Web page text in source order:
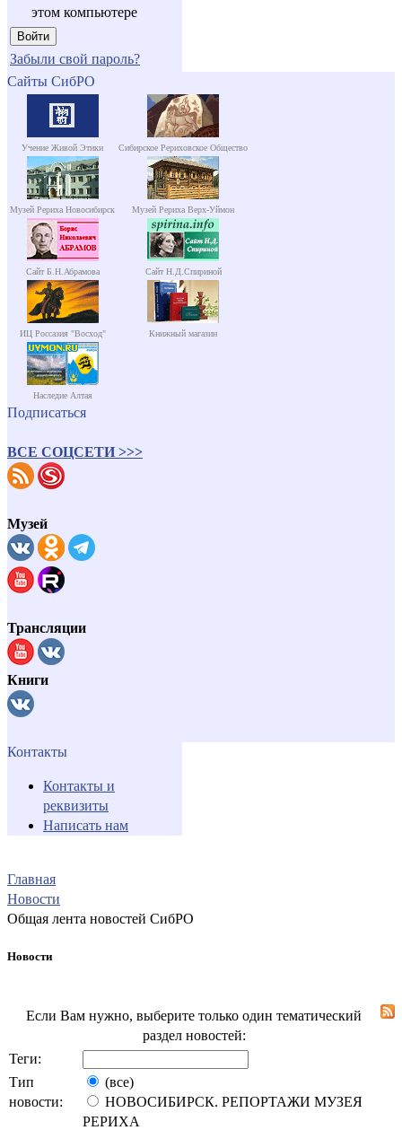
этом компьютере
Забыли свой пароль?
Сайты СибРО
Учение Живой Этики Сибирское Рериховское Общество
Музей Рериха Новосибирск Музей Рериха Верх-Уймон
Сайт Б.Н.Абрамова Сайт Н.Д.Спириной
ИЦ Россазия "Восход" Книжный магазин
Наследие Алтая
Подписаться
ВСЕ СОЦСЕТИ >>>
Музей
Трансляции
Книги
Контакты
Контакты и
реквизиты
Написать нам
Главная
Новости
Общая лента новостей СибРО
Новости
Если Вам нужно, выберите только один тематический
раздел новостей:
Теги:
Тип
новости:
(все)
НОВОСИБИРСК. РЕПОРТАЖИ МУЗЕЯ
РЕРИХА